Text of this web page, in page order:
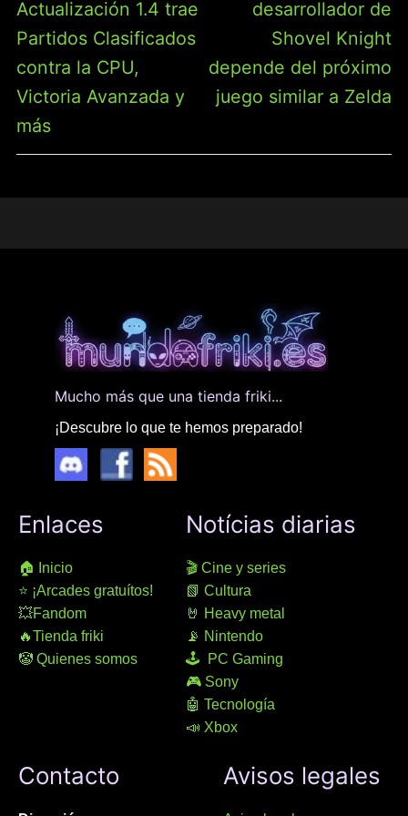
Actualización 1.4 trae
Partidos Clasificados
contra la CPU,
Victoria Avanzada y
más
desarrollador de
Shovel Knight
depende del próximo
juego similar a Zelda
Mucho más que una tienda friki...
¡Descubre lo que te hemos preparado!
Enlaces
🏠 Inicio
⭐ ¡Arcades gratuítos!
💥Fandom
🔥Tienda friki
🤡 Quienes somos
Notícias diarias
🎬 Cine y series
📗 Cultura
🤘 Heavy metal
📡 Nintendo
🕹 PC Gaming
🎮 Sony
🤖 Tecnología
📣 Xbox
Contacto Avisos legales